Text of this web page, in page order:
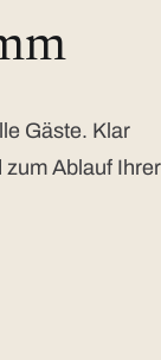
Gäste. Klar
Ablauf Ihrer